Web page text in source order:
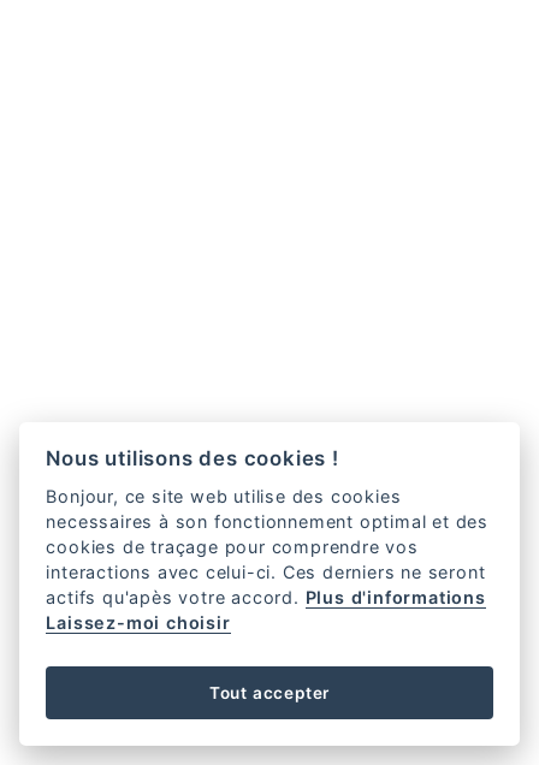
Nous utilisons des cookies !
Bonjour, ce site web utilise des cookies
necessaires à son fonctionnement optimal et des
cookies de traçage pour comprendre vos
interactions avec celui-ci. Ces derniers ne seront
actifs qu'apès votre accord. Plus d'informations
Laissez-moi choisir
Tout accepter